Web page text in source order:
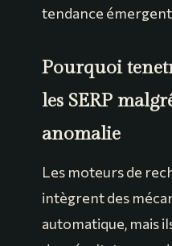
tendance
Pourquoi
les SERP
anomalie
Les moteurs de
intègrent des
automatique, mais